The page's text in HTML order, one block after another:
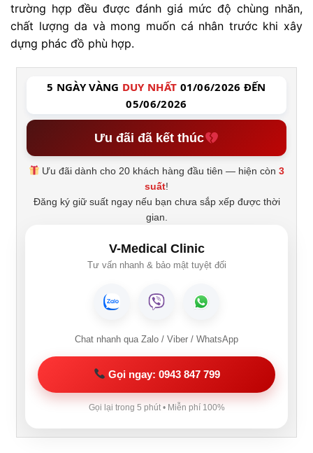
trường hợp đều được đánh giá mức độ chùng nhăn,
chất lượng da và mong muốn cá nhân trước khi xây
dựng phác đồ phù hợp.
5 NGÀY VÀNG DUY NHẤT 01/06/2026 ĐẾN
05/06/2026
Ưu đãi đã kết thúc
Ưu đãi dành cho 20 khách hàng đầu tiên — hiện còn3
suất!
Đăng ký giữ suất ngay nếu bạn chưa sắp xếp được thời
gian.
V-Medical Clinic
Tư vấn nhanh & bảo mật tuyệt đối
Chat nhanh qua Zalo / Viber / WhatsApp
Gọi ngay: 0943 847 799
Gọi lại trong 5 phút • Miễn phí 100%